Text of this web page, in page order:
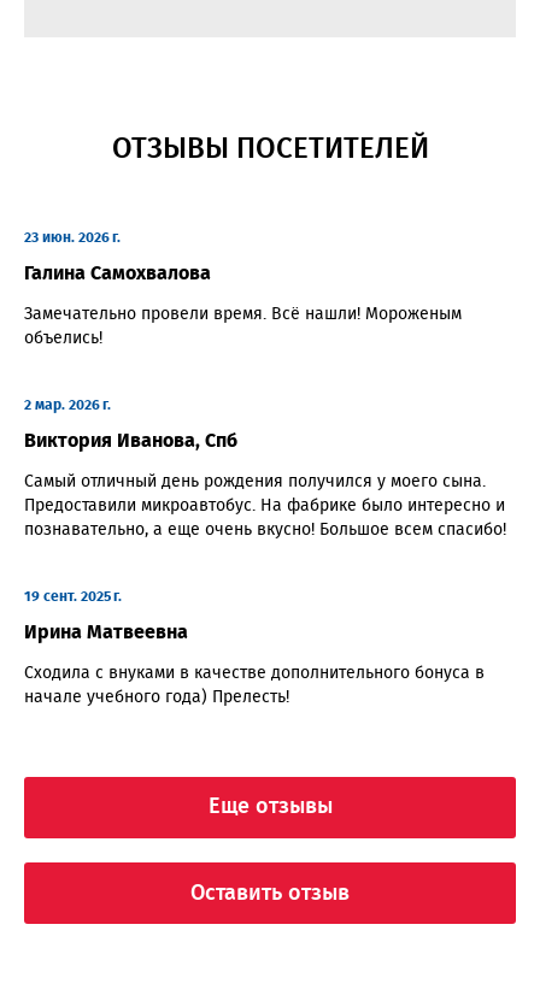
ОТЗЫВЫ ПОСЕТИТЕЛЕЙ
23 июн. 2026 г.
Галина Самохвалова
Замечательно провели время. Всё нашли! Мороженым
объелись!
2 мар. 2026 г.
Виктория Иванова, Спб
Самый отличный день рождения получился у моего сына.
Предоставили микроавтобус. На фабрике было интересно и
познавательно, а еще очень вкусно! Большое всем спасибо!
19 сент. 2025 г.
Ирина Матвеевна
Сходила с внуками в качестве дополнительного бонуса в
начале учебного года) Прелесть!
Еще отзывы
Оставить отзыв